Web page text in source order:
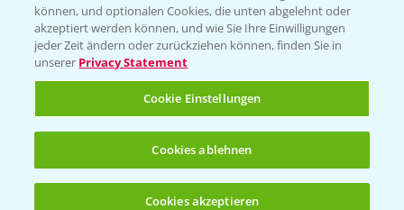
Folgen Sie uns
können, und optionalen Cookies, die unten abgelehnt oder
akzeptiert werden können, und wie Sie Ihre Einwilligungen
jeder Zeit ändern oder zurückziehen können, finden Sie in
unserer Privacy Statement
Cookie Einstellungen
Cookies ablehnen
Cookies akzeptieren